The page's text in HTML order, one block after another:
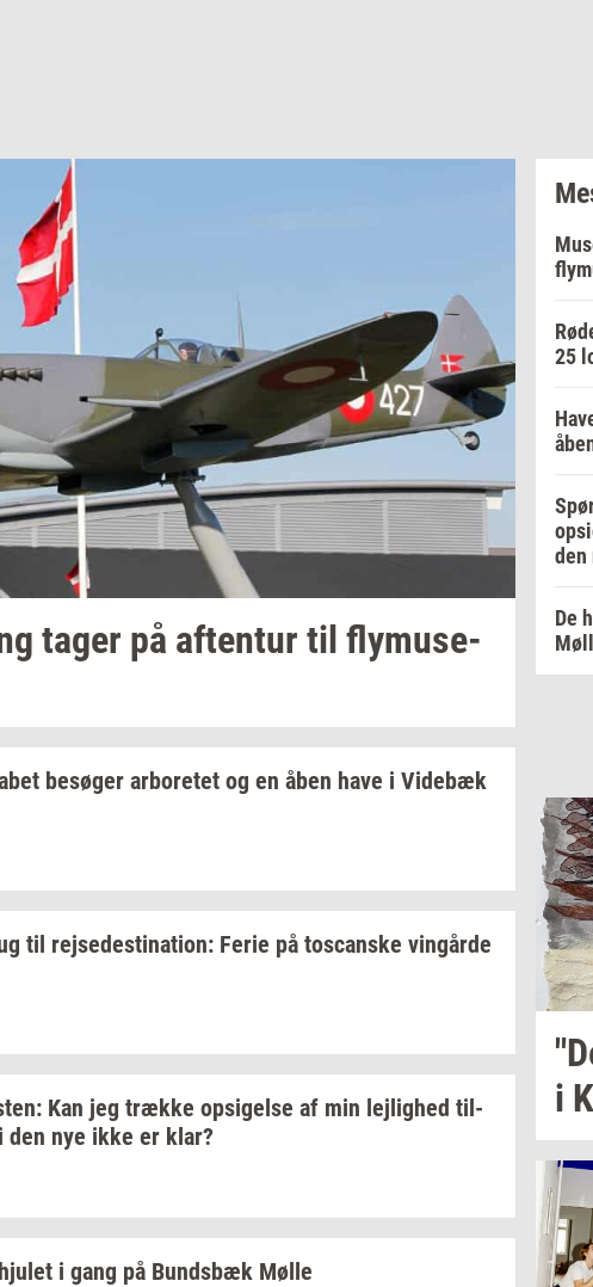
tager på af­ten­tur til fly­mu­se­
be­sø­ger ar­bo­re­tet og en åben have i Vi­de­bæk
til rej­se­desti­na­tion: Ferie på toscan­ske vin­går­de
Kan jeg træk­ke op­si­gel­se af min lej­lig­hed til­
den nye ikke er klar?
hju­let i gang på Bunds­bæk Mølle
25
den
De
i